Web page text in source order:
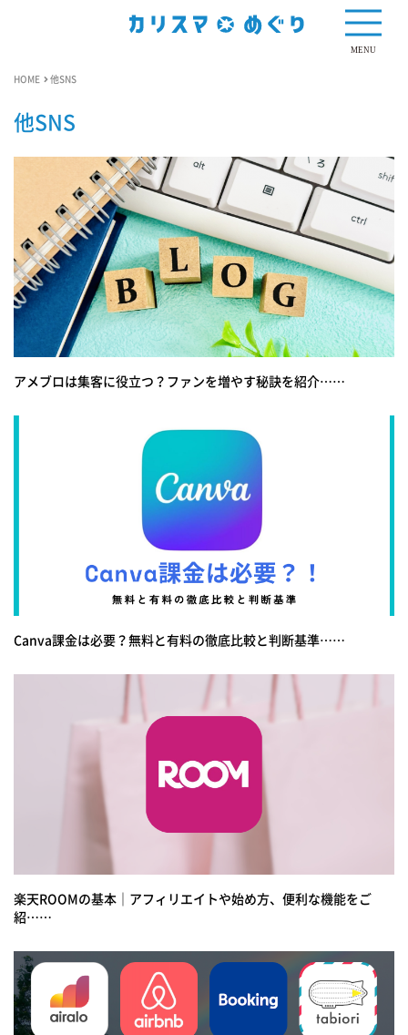
MENU
HOME 他SNS
他SNS
アメブロは集客に役立つ？ファンを増やす秘訣を紹介……
Canva課金は必要？無料と有料の徹底比較と判断基準……
楽天ROOMの基本｜アフィリエイトや始め方、便利な機能をご
紹……